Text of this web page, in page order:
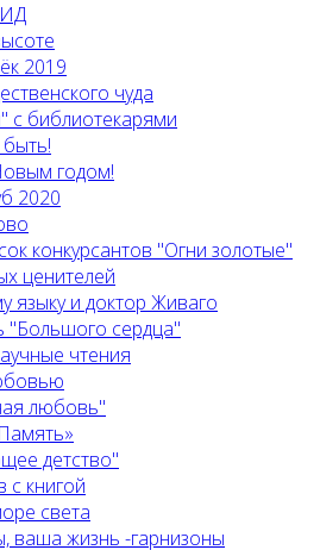
2019
чуда
с библиотекарями
годом!
2020
конкурсантов "Огни золотые"
ценителей
языку и доктор Живаго
"Большого сердца"
чтения
любовь"
детство"
с книгой
света
ваша жизнь -гарнизоны